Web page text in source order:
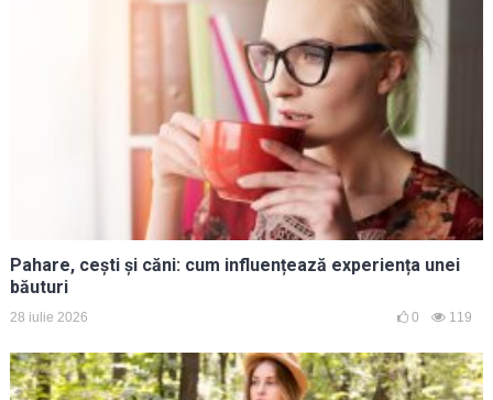
Pahare, cești și căni: cum influențează experiența unei
băuturi
28 iulie 2026 0 119